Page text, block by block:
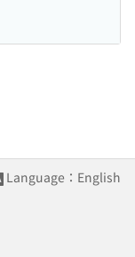
Language：English